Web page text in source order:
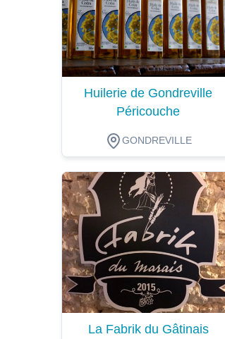
Huilerie de Gondreville
Péricouche
GONDREVILLE
Dégustation
La Fabrik du Gâtinais